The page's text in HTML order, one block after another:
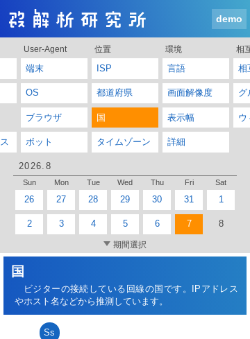
demo
User-Agent
端末
OS
ブラウザ
ボット
位置
ISP
都道府県
国
タイムゾーン
環境
言語
画面解像度
表示幅
詳細
相
相
グ
ウ
2026.8
Sun Mon Tue Wed Thu Fri Sat
26 27 28 29 30 31 1
2 3 4 5 6 7 8
期間選択
国
ビジターの接続している回線の国です。IPアドレス
やホスト名などから推測しています。
Ss